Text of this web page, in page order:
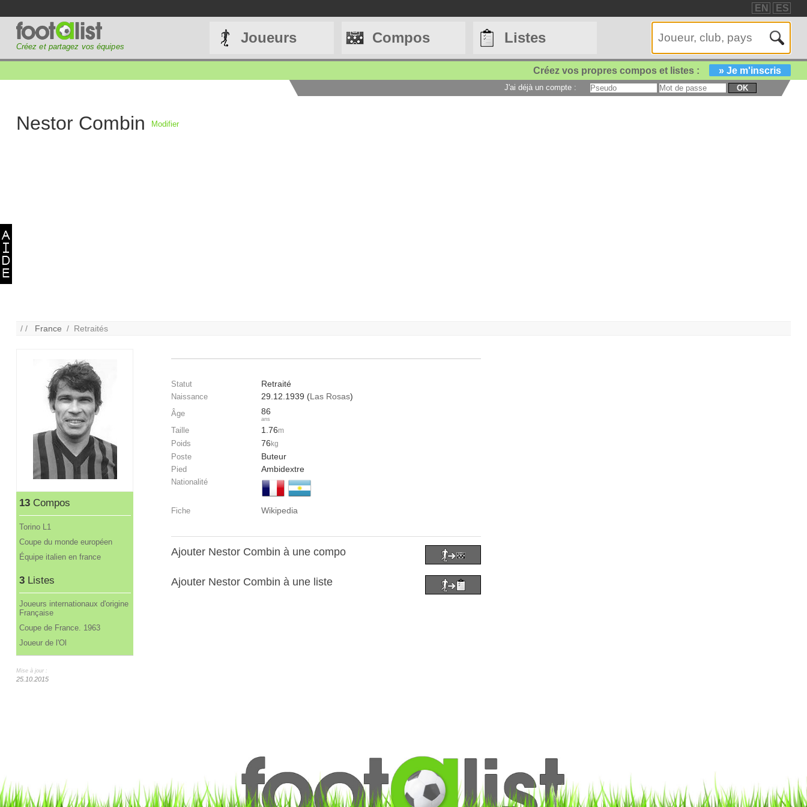
EN ES
Créez et partagez vos équipes
Joueurs Compos Listes
Créez vos propres compos et listes : » Je m'inscris
J'ai déjà un compte : OK
Nestor Combin Modifier
/ / France / Retraités
13Compos
Torino L1
Coupe du monde européen
Équipe italien en france
3Listes
Joueurs internationaux d'origine
Française
Coupe de France. 1963
Joueur de l'Ol
Mise à jour :
25.10.2015
Statut Retraité
Naissance 29.12.1939 (Las Rosas)
Âge 86
ans
Taille 1.76m
Poids 76 kg
Poste Buteur
Pied Ambidextre
Nationalité
Fiche Wikipedia
Ajouter Nestor Combin à une compo
Ajouter Nestor Combin à une liste